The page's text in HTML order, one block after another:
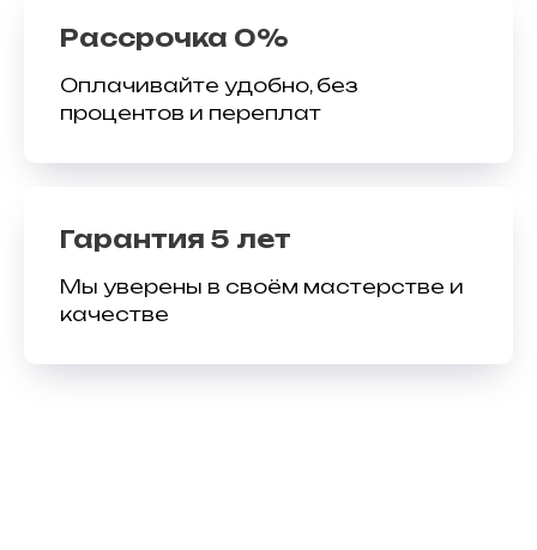
Рассрочка 0%
Оплачивайте удобно, без
процентов и переплат
Гарантия 5 лет
Мы уверены в своём мастерстве и
качестве